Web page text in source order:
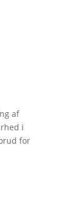
af
i
for